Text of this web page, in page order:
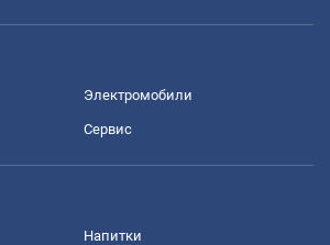
Электромобили
Сервис
Напитки